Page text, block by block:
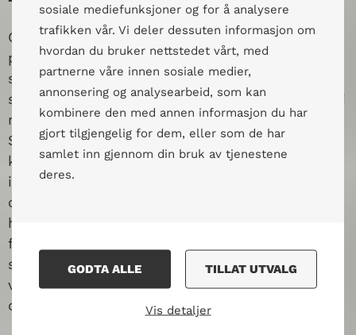
sosiale mediefunksjoner og for å analysere
trafikken vår. Vi deler dessuten informasjon om
hvordan du bruker nettstedet vårt, med
partnerne våre innen sosiale medier,
annonsering og analysearbeid, som kan
kombinere den med annen informasjon du har
gjort tilgjengelig for dem, eller som de har
samlet inn gjennom din bruk av tjenestene
deres.
GODTA ALLE TILLAT UTVALG
Vis detaljer
Gradvis åpnet samfunnet opp etter lang tids
pandemi og uvisshet. Elever kom tilbake på
skolen og vi kunne samle folk til kurs og
seminarer, før samfunnet igjen stengte ned og vi
måtte utsette lenge etterlengtede skolebesøk.
Så fort det var mulig tok vi opp internasjonale
kontakter, både ved å reise ut og ved å invitere
inn. På tvers av fysisk og digital deltakelse
opplevde vi nærvær og et stort engasjement for
hverandres livssituasjon. 2021 ble året med
fornyet erkjennelse av verdien av å gi hverandre
styrke og mot ved å holde kontakt selv i
vanskelige tider, og ved inkluderende samtaler
om det som er vesentlig i folks liv.